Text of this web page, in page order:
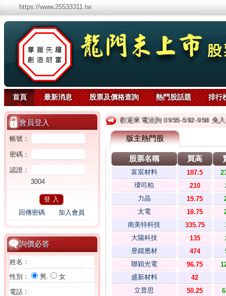
https://www.25533311.tw
首頁 最新消息 股票及價格查詢 熱門股話題 排行
會員登入
帳號：
密碼：
認證：
3004
回傳密碼 加入會員
詢價必答
姓名：
性別：
男.
女
電話：
龍門未上市股票資訊網 歡迎來電洽詢 0955-592-958 免入
版主熱門股
股票名稱 買高
富宸材料 187.5
璦司柏
210
力晶
19.75
太電
18.75
南美特科技
335.75
大陽科技
135
昱鐳應材
474
聯穎光電
96.75
盛新材料
42
立普思
50.25